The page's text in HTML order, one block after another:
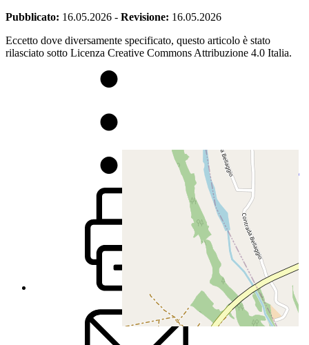
Pubblicato: 16.05.2026 - Revisione: 16.05.2026
Eccetto dove diversamente specificato, questo articolo è stato
rilasciato sotto Licenza Creative Commons Attribuzione 4.0 Italia.
Stampa / Condividi
Stampa